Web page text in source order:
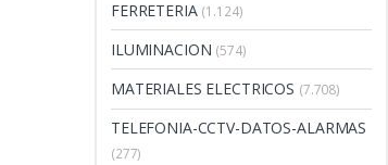
FERRETERIA (1.124)
ILUMINACION (574)
MATERIALES ELECTRICOS (7.708)
TELEFONIA-CCTV-DATOS-ALARMAS
(277)